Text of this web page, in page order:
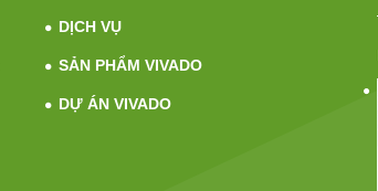
DỊCH VỤ
SẢN PHẨM VIVADO
DỰ ÁN VIVADO